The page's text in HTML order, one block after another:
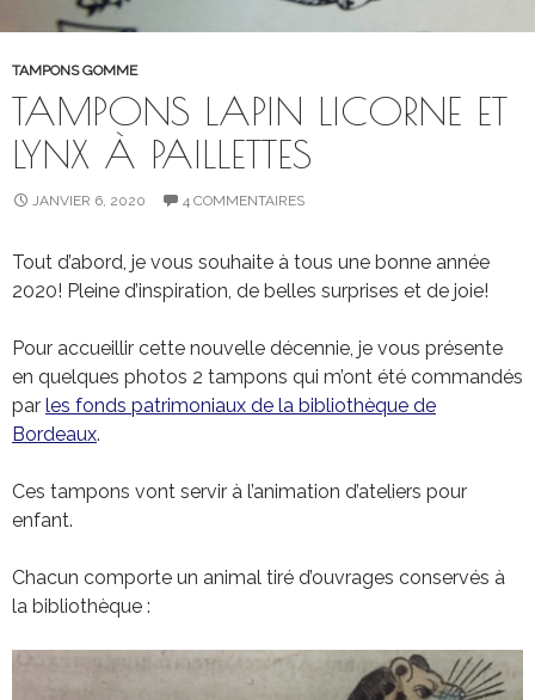
TAMPONS GOMME
TAMPONS LAPIN LICORNE ET
LYNX À PAILLETTES
JANVIER 6, 2020 4 COMMENTAIRES
Tout d’abord, je vous souhaite à tous une bonne année
2020! Pleine d’inspiration, de belles surprises et de joie!
Pour accueillir cette nouvelle décennie, je vous présente
en quelques photos 2 tampons qui m’ont été commandés
par les fonds patrimoniaux de la bibliothèque de
Bordeaux.
Ces tampons vont servir à l’animation d’ateliers pour
enfant.
Chacun comporte un animal tiré d’ouvrages conservés à
la bibliothèque :